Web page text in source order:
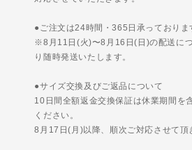
●ご注文は24時間・365日承っておりま
※8月11日(火)〜8月16日(日)の配送に
り随時発送いたします。
●サイズ交換及びご返品について
10日間全額返金交換保証は休業期間を
ください。
8月17日(月)以降、順次ご対応させて頂